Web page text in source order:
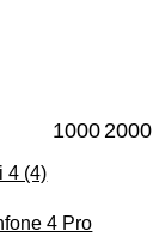
10002000
4 (4)
4 Pro